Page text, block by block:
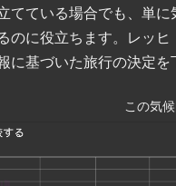
ている場合でも、単
に役立ちます。レッ
基づいた旅行の決定を
この気